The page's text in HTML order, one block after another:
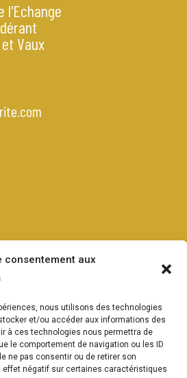
consentement aux
nous utilisons des technologies
et/ou accéder aux informations des
à ces technologies nous permettra de
le comportement de navigation ou les ID
ne pas consentir ou de retirer son
effet négatif sur certaines caractéristiques
l'Echange
Vaux